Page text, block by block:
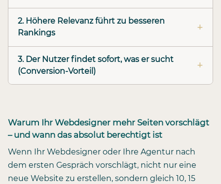
2. Höhere Relevanz führt zu besseren
Rankings
3. Der Nutzer findet sofort, was er sucht
(Conversion-Vorteil)
Warum Ihr Webdesigner mehr Seiten vorschlägt
– und wann das absolut berechtigt ist
Wenn Ihr Webdesigner oder Ihre Agentur nach
dem ersten Gespräch vorschlägt, nicht nur eine
neue Website zu erstellen, sondern gleich 10, 15